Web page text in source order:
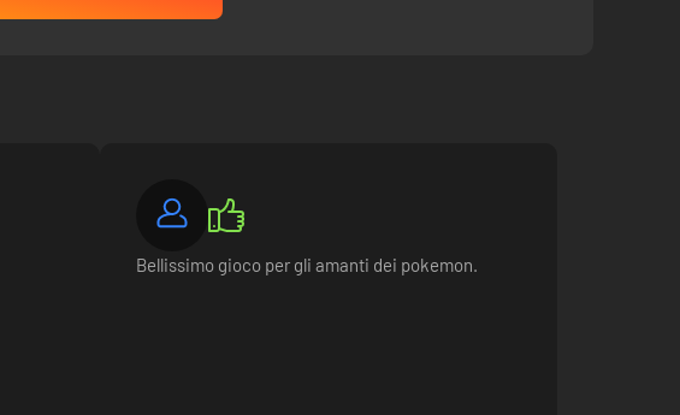
Bellissimo gioco per gli amanti dei pokemon.